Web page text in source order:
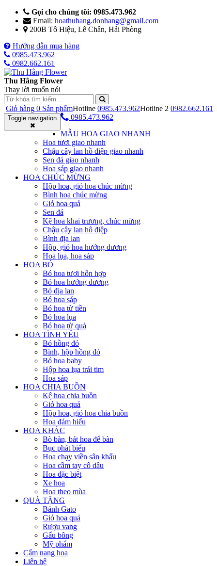
Gọi cho chúng tôi: 0985.473.962
Email: hoathuhang.donhang@gmail.com
200B Tô Hiệu, Lê Chân, Hải Phòng
Hướng dẫn mua hàng
0985.473.962
0982.662.161
Thu Hằng Flower
Thay lời muốn nói
Hotline 2 0982.662.161
Hotline 0985.473.962
Giỏ hàng 0 Sản phẩm
Toggle navigation
0985.473.962
MẪU HOA GIAO NHANH
Hoa tươi giao nhanh
Chậu cây lan hồ điệp giao nhanh
Sen đá giao nhanh
Hoa sáp giao nhanh
HOA CHÚC MỪNG
Hộp hoa, giỏ hoa chúc mừng
Bình hoa chúc mừng
Giỏ hoa quả
Sen đá
Kệ hoa khai trương, chúc mừng
Chậu cây lan hô điệp
Bình địa lan
Hộp, giỏ hoa hướng dương
Hoa lụa, hoa sáp
HOA BÓ
Bó hoa tươi hỗn hợp
Bó hoa hướng dương
Bó địa lan
Bó hoa sáp
Bó hoa từ tiền
Bó hoa lụa
Bó hoa từ quả
HOA TÌNH YÊU
Bó hồng đỏ
Bình, hộp hồng đỏ
Bó hoa baby
Hộp hoa lụa trái tim
Hoa sáp
HOA CHIA BUỒN
Kệ hoa chia buồn
Giỏ hoa quả
Hộp hoa, giỏ hoa chia buồn
Hoa đám hiếu
HOA KHÁC
Bò bàn, bát hoa để bàn
Bục phát biểu
Hoa chạy viền sân khấu
Hoa cầm tay cô dâu
Hoa đặc biệt
Xe hoa
Hoa theo mùa
QUÀ TẶNG
Bánh Gato
Giỏ hoa quả
Rượu vang
Gấu bông
Mỹ phẩm
Cẩm nang hoa
Liên hệ